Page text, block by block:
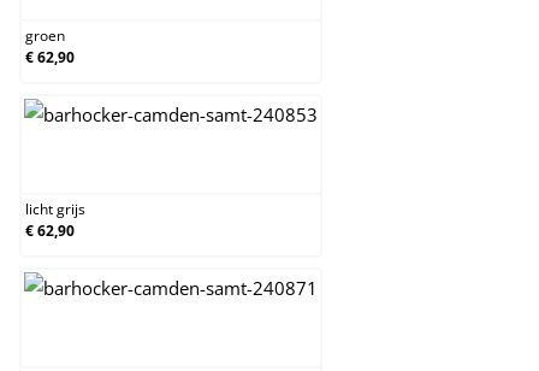
groen
€ 62,90
licht grijs
€ 62,90